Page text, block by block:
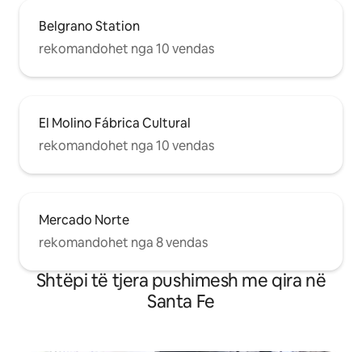
Belgrano Station
rekomandohet nga 10 vendas
El Molino Fábrica Cultural
rekomandohet nga 10 vendas
Mercado Norte
rekomandohet nga 8 vendas
Shtëpi të tjera pushimesh me qira në
Santa Fe